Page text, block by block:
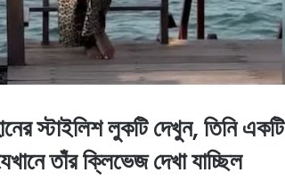
লুকটি দেখুন, তিনি একটি
তাঁর ক্লিভেজ দেখা যাচ্ছিল